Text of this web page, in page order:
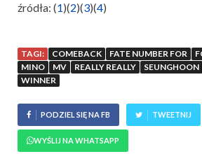
źródła: (1)(2)(3)(4)
TAGI: COMEBACK FATE NUMBER FOR
MINO
MV REALLY REALLY SEUNGHOON
WINNER
PODZIEL SIĘ NA FB TWEETNIJ
WYŚLIJ NA WHATSAPP